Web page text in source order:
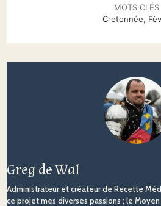
MOTS CLÉS
Cretonnée,
Greg de Wal
Administrateur et créateur de Recette
ce projet mes diverses passions ; le